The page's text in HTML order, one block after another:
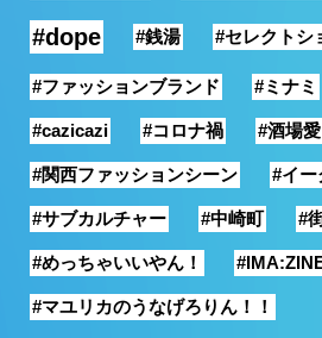
#dope #銭湯 #セレクトシ
#ファッションブランド #ミナミ
#cazicazi #コロナ禍 #酒場愛
#関西ファッションシーン #イー
#サブカルチャー #中崎町 #
#めっちゃいいやん！
#マユリカのうなげろりん！！